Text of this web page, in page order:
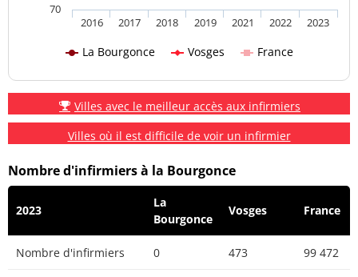
La Bourgonce Vosges France
2016 2017 2018 2019 2021 2022 2023
70
Villes avec le meilleur accès aux infirmiers
Villes où il est difficile de voir un infirmier
Nombre d'infirmiers à la Bourgonce
2023
La
Bourgonce
Vosges France
Nombre d'infirmiers 0 473 99 472